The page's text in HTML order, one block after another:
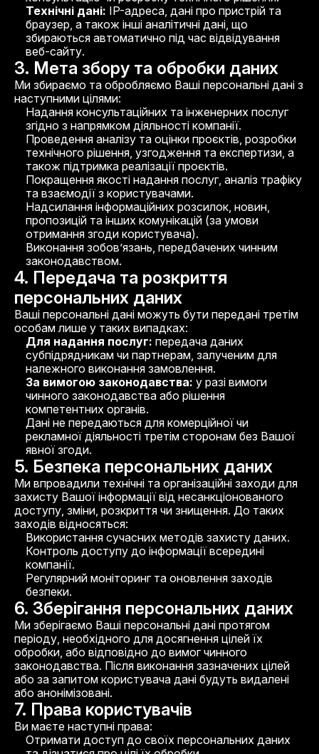
Технічні дані: IP-адреса, дані про пристрій та
браузер, а також інші аналітичні дані, що
збираються автоматично під час відвідування
веб-сайту.
3. Мета збору та обробки даних
Ми збираємо та обробляємо Ваші персональні дані з
наступними цілями:
Надання консультаційних та інженерних послуг
згідно з напрямком діяльності компанії.
Проведення аналізу та оцінки проєктів, розробки
технічного рішення, узгодження та експертизи, а
також підтримка реалізації проєктів.
Покращення якості надання послуг, аналіз трафіку
та взаємодії з користувачами.
Надсилання інформаційних розсилок, новин,
пропозицій та інших комунікацій (за умови
отримання згоди користувача).
Виконання зобов’язань, передбачених чинним
законодавством.
4. Передача та розкриття
персональних даних
Ваші персональні дані можуть бути передані третім
особам лише у таких випадках:
Для надання послуг: передача даних
субпідрядникам чи партнерам, залученим для
належного виконання замовлення.
За вимогою законодавства: у разі вимоги
чинного законодавства або рішення
компетентних органів.
Дані не передаються для комерційної чи
рекламної діяльності третім сторонам без Вашої
явної згоди.
5. Безпека персональних даних
Ми впровадили технічні та організаційні заходи для
захисту Вашої інформації від несанкціонованого
доступу, зміни, розкриття чи знищення. До таких
заходів відносяться:
Використання сучасних методів захисту даних.
Контроль доступу до інформації всередині
компанії.
Регулярний моніторинг та оновлення заходів
безпеки.
6. Зберігання персональних даних
Ми зберігаємо Ваші персональні дані протягом
періоду, необхідного для досягнення цілей їх
обробки, або відповідно до вимог чинного
законодавства. Після виконання зазначених цілей
або за запитом користувача дані будуть видалені
або анонімізовані.
7. Права користувачів
Ви маєте наступні права:
Отримати доступ до своїх персональних даних